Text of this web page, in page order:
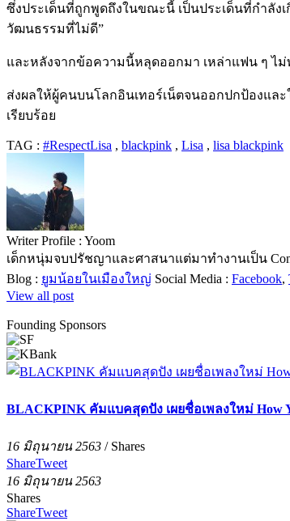
ซึ่งประเด็นที่ถูกพูดถึงในขณะนี้ เป็นประเด็นที่กำลัง
วัฒนธรรมที่ไม่ดี”
และหลังจากข้อความนี้หลุดออกมา เหล่าแฟน ๆ ไม่
ส่งผลให้ผู้คนบนโลกอินเทอร์เน็ตจนออกปกป้องแล
เรียบร้อย
TAG : #RespectLisa , blackpink , Lisa , lisa blackpink
Writer Profile : Yoom
เด็กหนุ่มจบปรัชญาและศาสนาแต่มาทำงานเป็น
Blog : ยูมน้อยในเมืองใหญ่ Social Media : Facebook,
View all post
Founding Sponsors
BLACKPINK คัมแบคสุดปัง เผยชื่อเพลงใหม่ How
16 มิถุนายน 2563 / Shares
ShareTweet
16 มิถุนายน 2563
Shares
ShareTweet